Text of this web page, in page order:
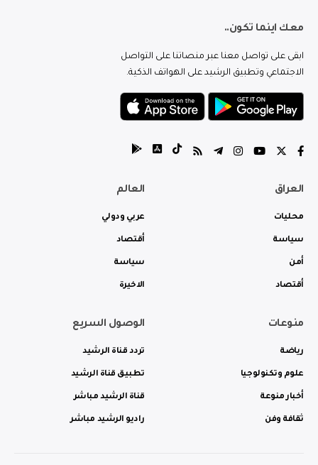
معك اينما تكون..
ابقى على تواصل معنا عبر منصاتنا على التواصل
الاجتماعي وتطبيق الرشيد على الهواتف الذكية.
العراق
محليات
سياسة
أمن
أقتصاد
العالم
عربي ودولي
أقتصاد
سياسة
الاخيرة
منوعات
رياضة
علوم وتكنولوجيا
أخبار منوعة
ثقافة وفن
الوصول السريع
تردد قناة الرشيد
تطبيق قناة الرشيد
قناة الرشيد مباشر
راديو الرشيد مباشر